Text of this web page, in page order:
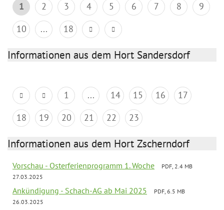
1 2 3 4 5 6 7 8
9
10
... 18
Informationen aus dem Hort Sandersdorf
1 ... 14 15 16
17
18
19 20 21 22 23
Informationen aus dem Hort Zscherndorf
Vorschau - Osterferienprogramm 1. Woche
PDF, 2.4 MB
27.03.2025
Ankündigung - Schach-AG ab Mai 2025
PDF, 6.5 MB
26.03.2025